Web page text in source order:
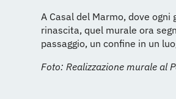
A Casal del Marmo, dove
rinascita, quel murale ora
passaggio, un confine in un
Foto: Realizzazione murale al